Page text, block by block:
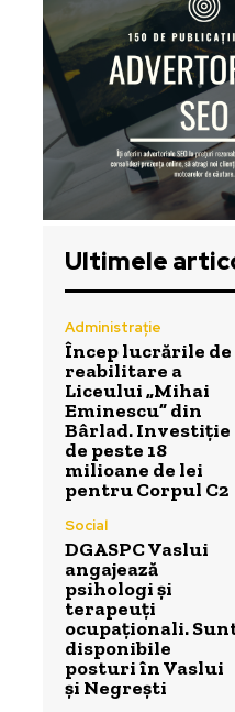
Ultimele
Administrație
Încep lucrările de
reabilitare a
Liceului „Mihai
Eminescu” din
Bârlad. Investiție
de peste 18
milioane de lei
pentru Corpul C2
Social
DGASPC Vaslui
angajează
psihologi și
terapeuți
ocupaționali.
disponibile
posturi în Vaslui
și Negrești